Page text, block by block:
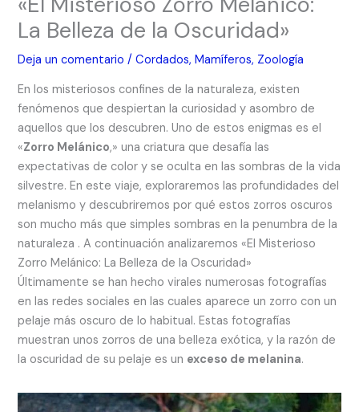
La Belleza de la Oscuridad»
Deja un comentario /Cordados,Mamíferos, Zoología
En los misteriosos confines de la naturaleza, existen
fenómenos que despiertan la curiosidad y asombro de
aquellos que los descubren. Uno de estos enigmas es el
«Zorro Melánico,» una criatura que desafía las
expectativas de color y se oculta en las sombras de la vida
silvestre. En este viaje, exploraremos las profundidades del
melanismo y descubriremos por qué estos zorros oscuros
son mucho más que simples sombras en la penumbra de la
naturaleza . A continuación analizaremos «El Misterioso
Zorro Melánico: La Belleza de la Oscuridad»
Últimamente se han hecho virales numerosas fotografías
en las redes sociales en las cuales aparece un zorro con un
pelaje más oscuro de lo habitual. Estas fotografías
muestran unos zorros de una belleza exótica, y la razón de
la oscuridad de su pelaje es un exceso de melanina.